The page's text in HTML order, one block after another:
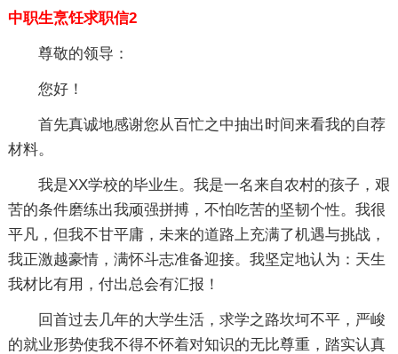
中职生烹饪求职信2
尊敬的领导：
您好！
首先真诚地感谢您从百忙之中抽出时间来看我的自荐
材料。
我是XX学校的毕业生。我是一名来自农村的孩子，艰
苦的条件磨练出我顽强拼搏，不怕吃苦的坚韧个性。我很
平凡，但我不甘平庸，未来的道路上充满了机遇与挑战，
我正激越豪情，满怀斗志准备迎接。我坚定地认为：天生
我材比有用，付出总会有汇报！
回首过去几年的大学生活，求学之路坎坷不平，严峻
的就业形势使我不得不怀着对知识的无比尊重，踏实认真